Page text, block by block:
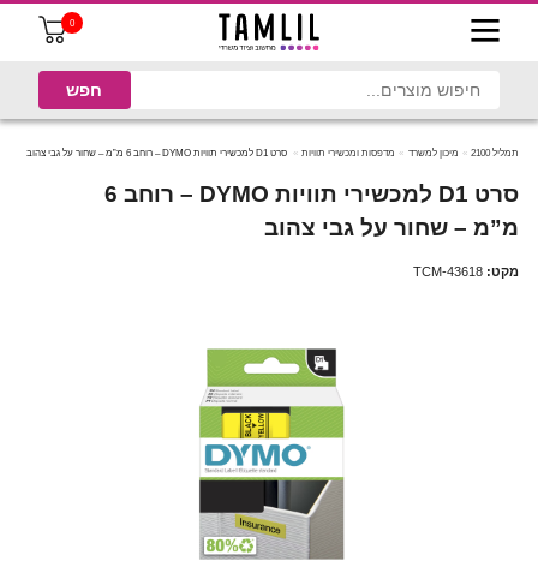
0
תמליל 2100 מיכון למשרד מדפסות ומכשירי תוויות סרט D1 למכשירי תוויות DYMO – רוחב 6 מ”מ – שחור על גבי צהוב
סרט D1 למכשירי תוויות DYMO – רוחב 6
מ”מ – שחור על גבי צהוב
מקט: TCM-43618